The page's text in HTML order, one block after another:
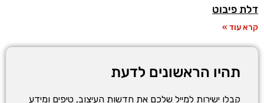
דלת פיבוט
קרא עוד »
תהיו הראשונים לדעת
קבלו ישירות למייל שלכם את חדשות העיצוב, טיפים ומידע